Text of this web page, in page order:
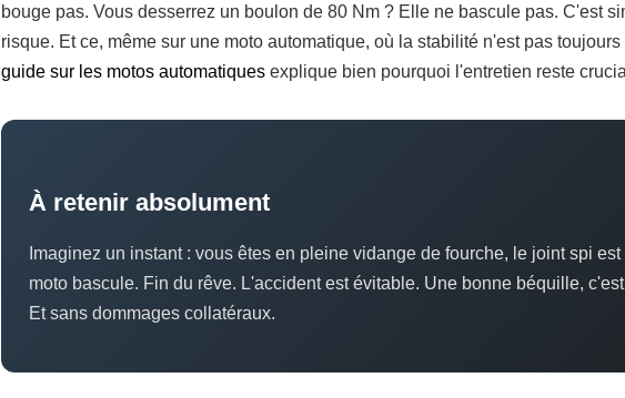
bouge pas. Vous desserrez un boulon de 80 Nm ? Elle ne bascule pas. C'est
risque. Et ce, même sur une moto automatique, où la stabilité n'est pas
guide sur les motos automatiques explique bien pourquoi l'entretien reste
À retenir absolument
Imaginez un instant : vous êtes en pleine vidange de fourche, le joint spi
moto bascule. Fin du rêve. L'accident est évitable. Une bonne béquille,
Et sans dommages collatéraux.